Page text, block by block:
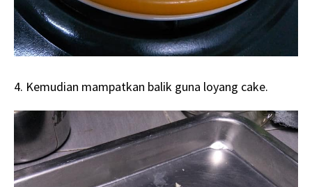
4. Kemudian mampatkan balik guna loyang cake.